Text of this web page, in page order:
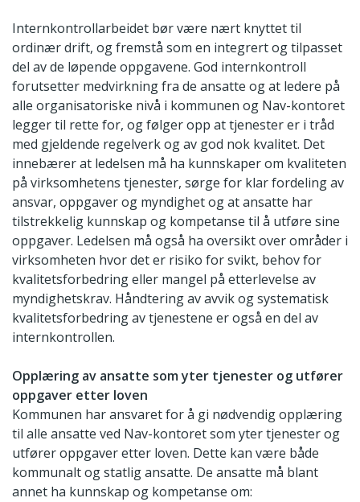
Internkontrollarbeidet bør være nært knyttet til
ordinær drift, og fremstå som en integrert og tilpasset
del av de løpende oppgavene. God internkontroll
forutsetter medvirkning fra de ansatte og at ledere på
alle organisatoriske nivå i kommunen og Nav-kontoret
legger til rette for, og følger opp at tjenester er i tråd
med gjeldende regelverk og av god nok kvalitet. Det
innebærer at ledelsen må ha kunnskaper om kvaliteten
på virksomhetens tjenester, sørge for klar fordeling av
ansvar, oppgaver og myndighet og at ansatte har
tilstrekkelig kunnskap og kompetanse til å utføre sine
oppgaver. Ledelsen må også ha oversikt over områder i
virksomheten hvor det er risiko for svikt, behov for
kvalitetsforbedring eller mangel på etterlevelse av
myndighetskrav. Håndtering av avvik og systematisk
kvalitetsforbedring av tjenestene er også en del av
internkontrollen.
Opplæring av ansatte som yter tjenester og utfører
oppgaver etter loven
Kommunen har ansvaret for å gi nødvendig opplæring
til alle ansatte ved Nav-kontoret som yter tjenester og
utfører oppgaver etter loven. Dette kan være både
kommunalt og statlig ansatte. De ansatte må blant
annet ha kunnskap og kompetanse om: